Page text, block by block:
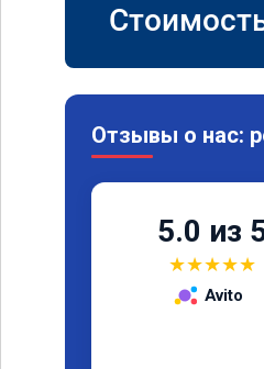
Отзывы о нас:
5.0 из
★★★★★
Avito